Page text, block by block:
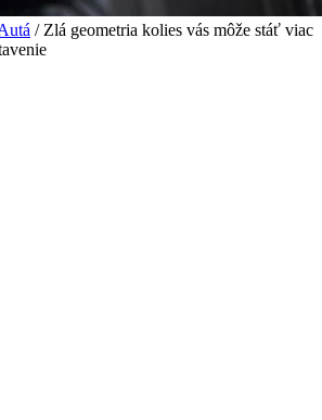
/ Zlá geometria kolies vás môže stáť viac